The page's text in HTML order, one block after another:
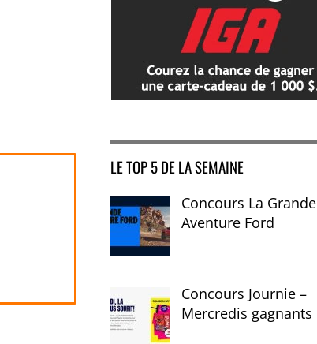
LE TOP 5 DE LA SEMAINE
Concours La Grande
Aventure Ford
Concours Journie –
Mercredis gagnants